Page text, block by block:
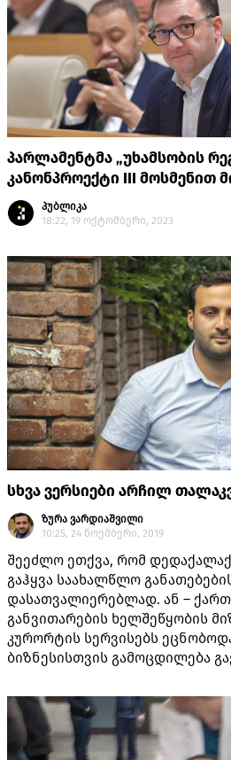
პარლამენტმა „უხამსობის
კანონპროექტი III მოსმენით
პუბლიკა
18:22, 19 ოქტომბერი, 2023
სხვა ვერსიები არჩილ
ზურა ვარდიაშვილი
10:25, 24 ნოემბერი, 2019
შეეძლო ეთქვა, რომ
გაჰყვა საახალწლო
დასათვალიერებლად. ან –
განვითარების ხელშეწყობის
კურორტის სერვისებს
ბიზნესისთვის გამოცდილება